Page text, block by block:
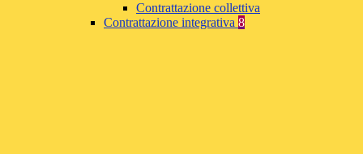
Contrattazione collettiva
Contrattazione integrativa 8